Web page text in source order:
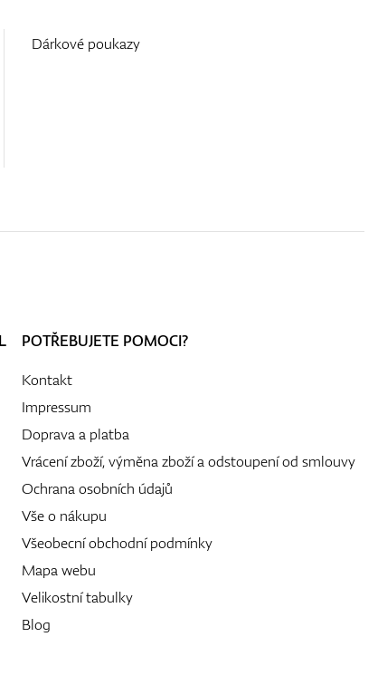
Dárkové poukazy
POTŘEBUJETE POMOCI?
Kontakt
Impressum
Doprava a platba
Vrácení zboží, výměna zboží a odstoupení od smlouvy
Ochrana osobních údajů
Vše o nákupu
Všeobecní obchodní podmínky
Mapa webu
Velikostní tabulky
Blog